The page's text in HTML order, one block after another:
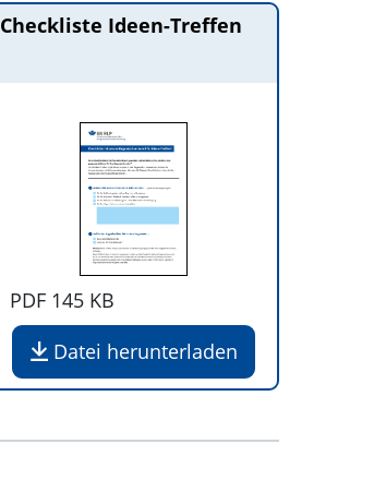
Checkliste Ideen-Treffen
PDF 145 KB
Datei herunterladen